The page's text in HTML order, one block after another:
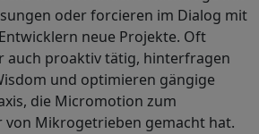
oder forcieren im Dialog mit
neue Projekte. Oft
auch proaktiv tätig, hinterfragen
und optimieren gängige
die Micromotion zum
Mikrogetrieben gemacht hat.